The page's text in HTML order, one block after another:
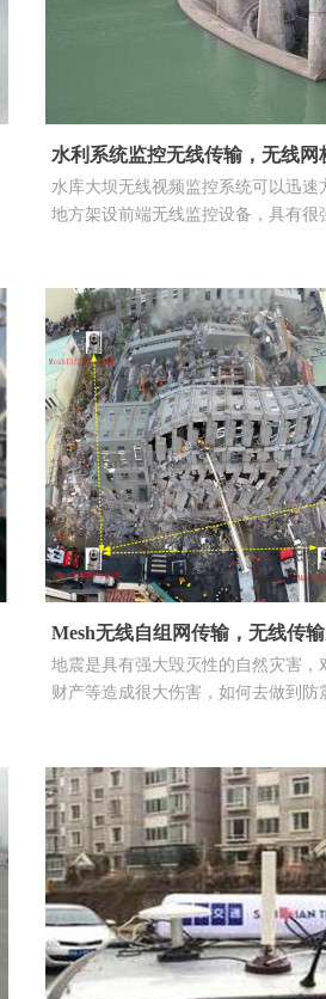
水利系统监控无线传输，无线网
案
水库大坝无线视频监控系统可以迅速
地方架设前端无线监控设备，具有很
Mesh无线自组网传输，无线传
地震是具有强大毁灭性的自然灾害，
财产等造成很大伤害，如何去做到防
生后展开救援的第一步是搜索工作。
进行正确的区域、场所的划分和设定
戒，严格控制人员出入，设立工作区
职能部门才能提供良好的搜索条件，
减少人民生命和财产损失。